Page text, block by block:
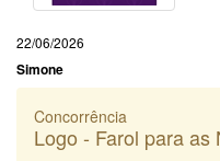
22/06/2026
Simone
Concorrência
Logo - Farol para as